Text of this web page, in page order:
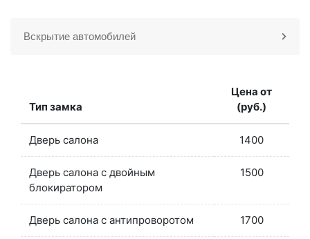
Вскрытие автомобилей
Тип замка
Цена от
(руб.)
Дверь салона 1400
Дверь салона с двойным
блокиратором
1500
Дверь салона с антипроворотом 1700